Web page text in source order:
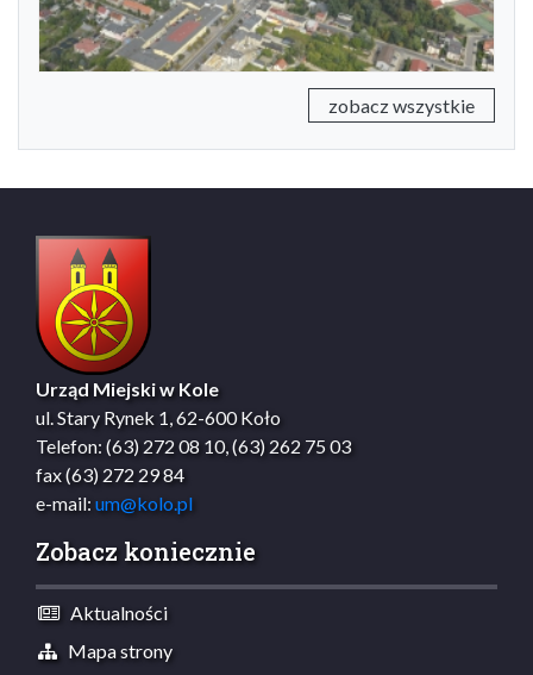
zobacz wszystkie
Urząd Miejski w Kole
ul. Stary Rynek 1, 62-600 Koło
Telefon: (63) 272 08 10, (63) 262 75 03
fax (63) 272 29 84
e-mail: um@kolo.pl
Zobacz koniecznie
Aktualności
Mapa strony